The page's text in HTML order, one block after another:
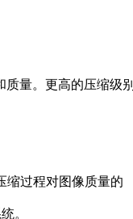
量。更高的压缩级别
缩过程对图像质量的
。